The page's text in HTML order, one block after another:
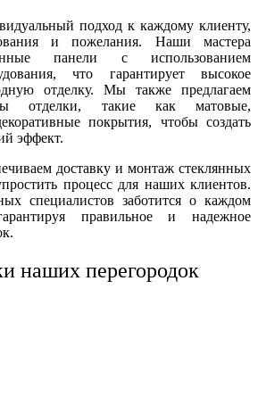
подход к каждому клиенту,
и пожелания. Наши мастера
панели с использованием
что гарантирует высокое
отделку. Мы также предлагаем
отделки, такие как матовые,
покрытия, чтобы создать
эффект.
доставку и монтаж стеклянных
процесс для наших клиентов.
специалистов заботится о каждом
правильное и надежное
наших перегородок